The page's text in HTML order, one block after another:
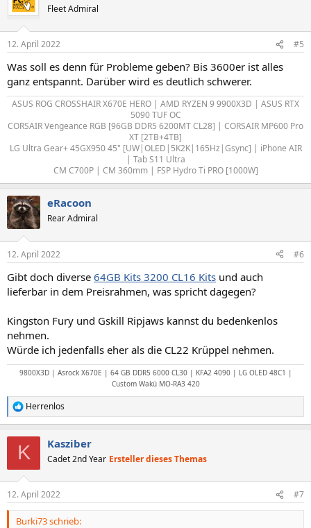
Fleet Admiral
12. April 2022 #5
Was soll es denn für Probleme geben? Bis 3600er ist alles
ganz entspannt. Darüber wird es deutlich schwerer.
ASUS ROG CROSSHAIR X670E HERO | AMD RYZEN 9 9900X3D | ASUS RTX
5090 TUF OC
CORSAIR Vengeance RGB [96GB DDR5 6200MT CL28] | CORSAIR MP600 Pro
XT [2TB+4TB]
LG Ultra Gear+ 45GX950 45" [UW|OLED|5K2K|165Hz|Gsync] | iPhone AIR
| Tab S11 Ultra
CM C700P | CM 360mm | FSP Hydro Ti PRO [1000W]​
eRacoon
Rear Admiral
12. April 2022 #6
Gibt doch diverse 64GB Kits 3200 CL16 Kits und auch
lieferbar in dem Preisrahmen, was spricht dagegen?
Kingston Fury und Gskill Ripjaws kannst du bedenkenlos
nehmen.
Würde ich jedenfalls eher als die CL22 Krüppel nehmen.
9800X3D | Asrock X670E | 64 GB DDR5 6000 CL30 | KFA2 4090 | LG OLED 48C1 |
Custom Wakü MO-RA3 420
R
e
e
n
Herrenlos
K Kasziber
Cadet 2nd Year Ersteller dieses Themas
12. April 2022 #7
Burki73 schrieb: